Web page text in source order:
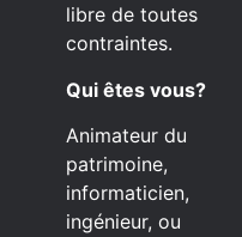
libre de toutes
contraintes.
Qui êtes vous?
Animateur du
patrimoine,
informaticien,
ingénieur, ou